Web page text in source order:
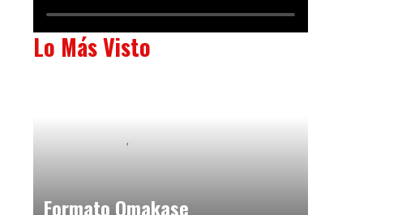
Lo Más Visto
Formato Omakase